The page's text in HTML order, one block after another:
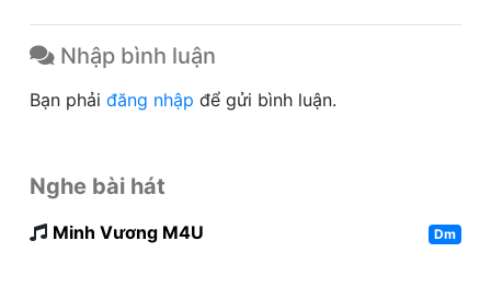
Nhập bình luận
Bạn phải đăng nhập để gửi bình luận.
Nghe bài hát
Minh Vương M4U Dm